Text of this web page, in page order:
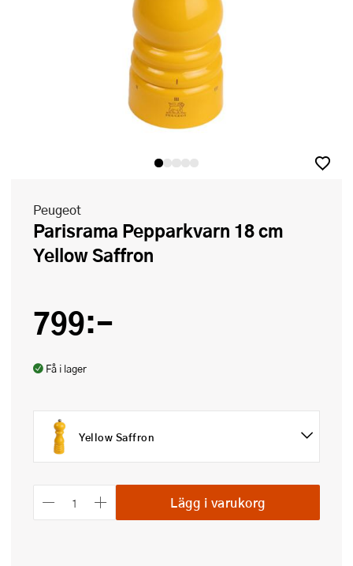
Peugeot
Parisrama Pepparkvarn 18 cm
Yellow Saffron
799:-
Få i lager
Yellow Saffron
Lägg i varukorg